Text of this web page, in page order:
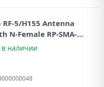
5/H155 Antenna
N-Female RP-SMA-
в наличии